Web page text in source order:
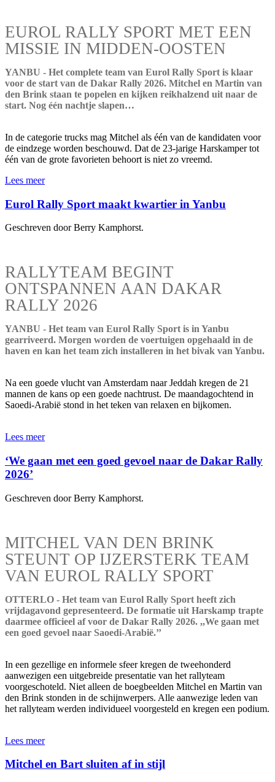
EUROL RALLY SPORT MET EEN
MISSIE IN MIDDEN-OOSTEN
YANBU - Het complete team van Eurol Rally Sport is klaar
voor de start van de Dakar Rally 2026. Mitchel en Martin van
den Brink staan te popelen en kijken reikhalzend uit naar de
start. Nog één nachtje slapen…
In de categorie trucks mag Mitchel als één van de kandidaten voor
de eindzege worden beschouwd. Dat de 23-jarige Harskamper tot
één van de grote favorieten behoort is niet zo vreemd.
Lees meer
Eurol Rally Sport maakt kwartier in Yanbu
Geschreven door Berry Kamphorst.
RALLYTEAM BEGINT
ONTSPANNEN AAN DAKAR
RALLY 2026
YANBU - Het team van Eurol Rally Sport is in Yanbu
gearriveerd. Morgen worden de voertuigen opgehaald in de
haven en kan het team zich installeren in het bivak van Yanbu.
Na een goede vlucht van Amsterdam naar Jeddah kregen de 21
mannen de kans op een goede nachtrust. De maandagochtend in
Saoedi-Arabië stond in het teken van relaxen en bijkomen.
Lees meer
‘We gaan met een goed gevoel naar de Dakar Rally
2026’
Geschreven door Berry Kamphorst.
MITCHEL VAN DEN BRINK
STEUNT OP IJZERSTERK TEAM
VAN EUROL RALLY SPORT
OTTERLO - Het team van Eurol Rally Sport heeft zich
vrijdagavond gepresenteerd. De formatie uit Harskamp trapte
daarmee officieel af voor de Dakar Rally 2026. ,,We gaan met
een goed gevoel naar Saoedi-Arabië.’’
In een gezellige en informele sfeer kregen de tweehonderd
aanwezigen een uitgebreide presentatie van het rallyteam
voorgeschoteld. Niet alleen de boegbeelden Mitchel en Martin van
den Brink stonden in de schijnwerpers. Alle aanwezige leden van
het rallyteam werden individueel voorgesteld en kregen een podium.
Lees meer
Mitchel en Bart sluiten af in stijl